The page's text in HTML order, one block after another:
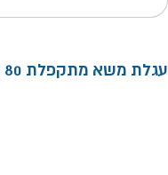
עגלת משא מתקפלת 80 ק"ג